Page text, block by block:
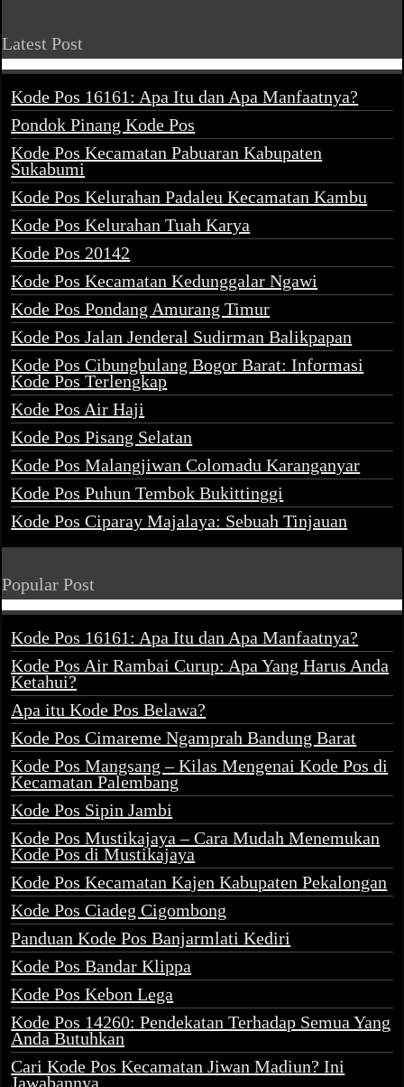
Latest Post
Kode Pos 16161: Apa Itu dan Apa Manfaatnya?
Pondok Pinang Kode Pos
Kode Pos Kecamatan Pabuaran Kabupaten
Sukabumi
Kode Pos Kelurahan Padaleu Kecamatan Kambu
Kode Pos Kelurahan Tuah Karya
Kode Pos 20142
Kode Pos Kecamatan Kedunggalar Ngawi
Kode Pos Pondang Amurang Timur
Kode Pos Jalan Jenderal Sudirman Balikpapan
Kode Pos Cibungbulang Bogor Barat: Informasi
Kode Pos Terlengkap
Kode Pos Air Haji
Kode Pos Pisang Selatan
Kode Pos Malangjiwan Colomadu Karanganyar
Kode Pos Puhun Tembok Bukittinggi
Kode Pos Ciparay Majalaya: Sebuah Tinjauan
Popular Post
Kode Pos 16161: Apa Itu dan Apa Manfaatnya?
Kode Pos Air Rambai Curup: Apa Yang Harus Anda
Ketahui?
Apa itu Kode Pos Belawa?
Kode Pos Cimareme Ngamprah Bandung Barat
Kode Pos Mangsang – Kilas Mengenai Kode Pos di
Kecamatan Palembang
Kode Pos Sipin Jambi
Kode Pos Mustikajaya – Cara Mudah Menemukan
Kode Pos di Mustikajaya
Kode Pos Kecamatan Kajen Kabupaten Pekalongan
Kode Pos Ciadeg Cigombong
Panduan Kode Pos Banjarmlati Kediri
Kode Pos Bandar Klippa
Kode Pos Kebon Lega
Kode Pos 14260: Pendekatan Terhadap Semua Yang
Anda Butuhkan
Cari Kode Pos Kecamatan Jiwan Madiun? Ini
Jawabannya